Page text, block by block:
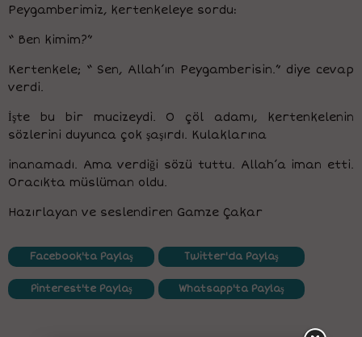
Peygamberimiz, kertenkeleye sordu:
“ Ben kimim?”
Kertenkele; “ Sen, Allah’ın Peygamberisin.” diye cevap
verdi.
İşte bu bir mucizeydi. O çöl adamı, kertenkelenin
sözlerini duyunca çok şaşırdı. Kulaklarına
inanamadı. Ama verdiği sözü tuttu. Allah’a iman etti.
Oracıkta müslüman oldu.
Hazırlayan ve seslendiren Gamze Çakar
Facebook'ta Paylaş Twitter'da Paylaş
Pinterest'te Paylaş Whatsapp'ta Paylaş